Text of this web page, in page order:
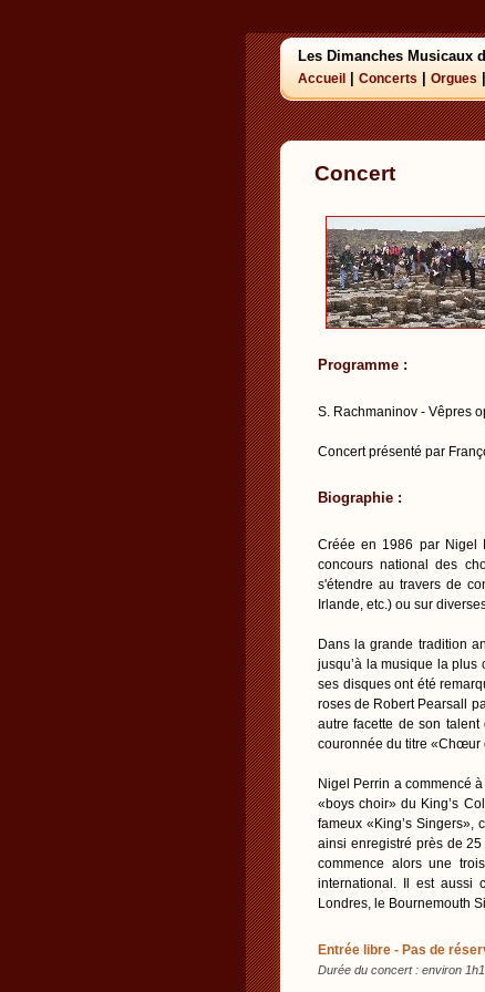
Les Dimanches Musicaux
Accueil Concerts Orgues
Concert
Programme :
S. Rachmaninov - Vêpres
Concert présenté par
Biographie :
Créée en 1986 par Nigel
concours national des
s'étendre au travers de
Irlande, etc.) ou sur
Dans la grande tradition
jusqu’à la musique la plus
ses disques ont été
roses de Robert Pearsall
autre facette de son talent
couronnée du titre «Chœur
Nigel Perrin a commencé
«boys choir» du King’s
fameux «King’s Singers»,
ainsi enregistré près de 25
commence alors une
international. Il est aussi
Londres, le Bournemouth
Entrée libre - Pas de
Durée du concert : environ